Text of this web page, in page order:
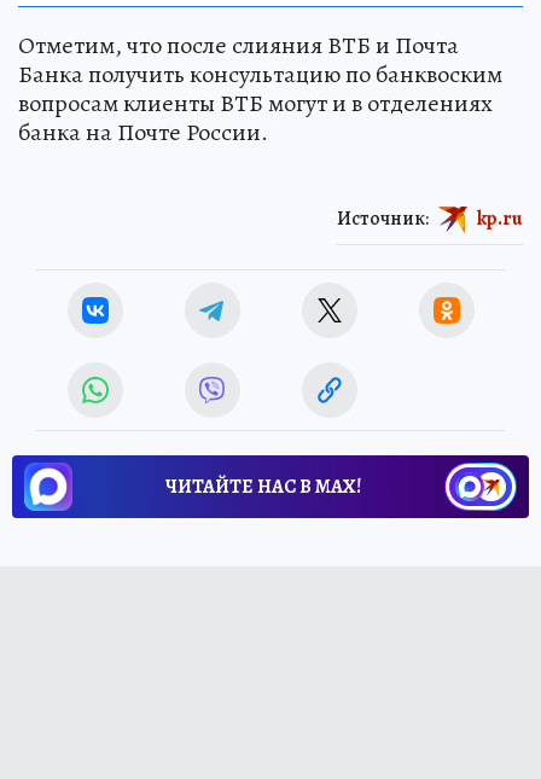
Отметим, что после слияния ВТБ и Почта
Банка получить консультацию по банквоским
вопросам клиенты ВТБ могут и в отделениях